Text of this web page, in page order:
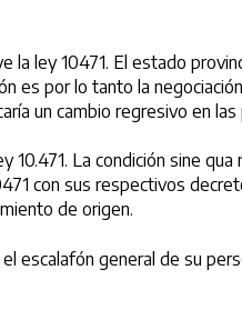
ley 10471. El estado
por lo tanto la
un cambio regresivo en
La condición sine
con sus respectivos
de origen.
escalafón general de su